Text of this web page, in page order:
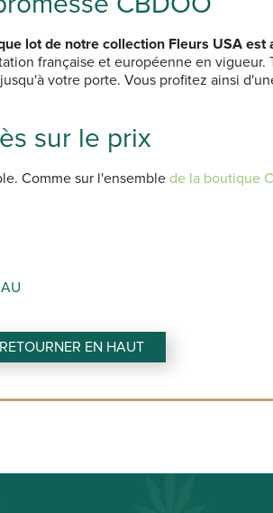
lot de notre collection Fleurs USA
française et européenne en
votre porte. Vous profitez ainsi
sur le prix
Comme sur l'ensemble de la boutique
RETOURNER EN HAUT